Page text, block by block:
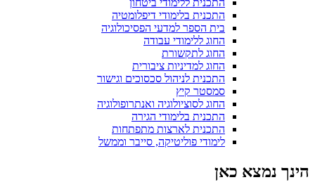
התכנית ללימודי ביטחון
התכנית בלימודי דיפלומטיה
בית הספר למדעי הפסיכולוגיה
החוג ללימודי עבודה
החוג לתקשורת
החוג למדיניות ציבורית
התכנית לניהול סכסוכים וגישור
סמסטר קיץ
החוג לסוציולוגיה ואנתרופולוגיה
התכנית בלימודי הגירה
התכנית לארצות מתפתחות
לימודי פוליטיקה, סייבר וממשל
הינך נמצא כאן